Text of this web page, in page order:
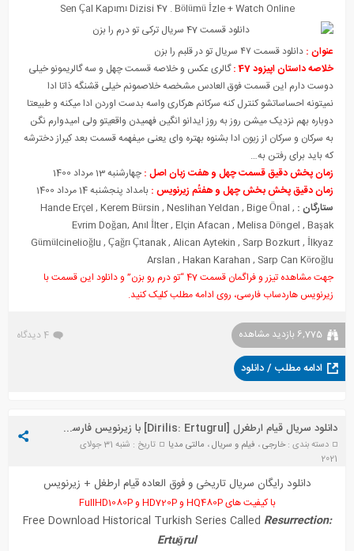
Sen Çal Kapımı Dizisi 47 . Bölümüİzle + Watch Online
عنوان : دانلود قسمت ۴۷ سریال تو در قلبم را بزن
خلاصه داستان اپیزود 47 :
گالری عکس و خلاصه قسمت چهل و سه گالریمونو خیلی
دوست دارم این قسمت فوق العادس مشخصه خلاصمونم خیلی قشنگه ذاتا ادا
نمیتونه احساساتشو کنترل کنه سرکانم هرکاری واسه بدست اوردن ادا میکنه و طبیعتا
دوباره بهم نزدیک میشن روز به روز ایدانو انگین فهمیدن واقعیتو ولی امیدوارم نگن
به سرکان و سرکان از زبون ادا بشنوه بهتره وای یعنی میفهمه قسمت بعد کیراز دخترشه
که باید برای رفتن به…
زمان پخش دقیق قسمت چهل و هفت زبان اصل : چهارشنبه 13 مرداد 1400
زمان دقیق پخش بخش چهل و هفتُم زیرنویس : بامداد پنجشنبه 14 مرداد 1400
ستارگان :
Hande Erçel , Kerem Bürsin , Neslihan Yeldan , Bige Önal ,
Evrim Doğan, Anıl İlter, Elçin Afacan , Melisa Döngel , Başak
Gümülcinelioğlu , Çağrı Çıtanak, Alican Aytekin , Sarp Bozkurt, İlkyaz
Arslan , Hakan Karahan , Sarp Can Köroğlu
جهت مشاهده تیزر و فراگمان قسمت 47 “تو درم رو بزن” و دانلود این قسمت با
زیرنویس هاردساب فارسی، روی ادامه مطلب کلیک کنید.
6,775 بازدید مشاهده 4 دیدگاه
ادامه مطلب / دانلود
دانلود سریال قیام ارطغرل [Dirilis: Ertugrul] با زیرنویس فارسی چسبیده
دسته بندی :خارجی، فیلم و سریال، مالتی مدیا
تاریخ : شنبه 31 جولای
2021
دانلود رایگان سریال تاریخی و فوق العاده قیام ارطغل + زیرنویس
با کیفیت های HQ480P و HD720P و FullHD1080P
Free Download Historical Turkish Series Called Resurrection:
Ertuğrul